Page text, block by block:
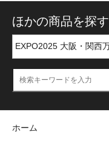
ほかの商品を探す
ホーム